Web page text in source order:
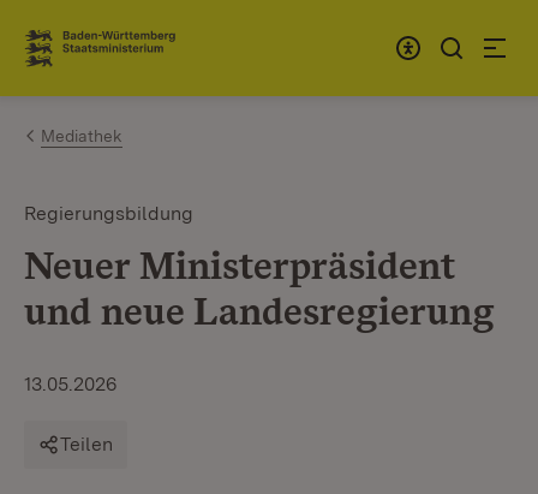
Zum Inhalt springen
Link zur Startseite
Mediathek
Regierungsbildung
Neuer Ministerpräsident
und neue Landesregierung
13.05.2026
Teilen